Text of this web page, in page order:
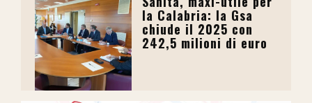
la Calabria: la Gsa
chiude il 2025 con
242,5 milioni di euro